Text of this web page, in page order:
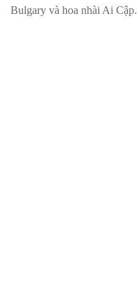
Bulgary và hoa nhài Ai Cập.